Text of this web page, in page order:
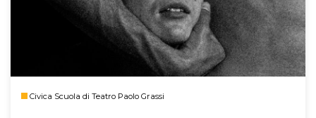
Civica Scuola di Teatro Paolo Grassi